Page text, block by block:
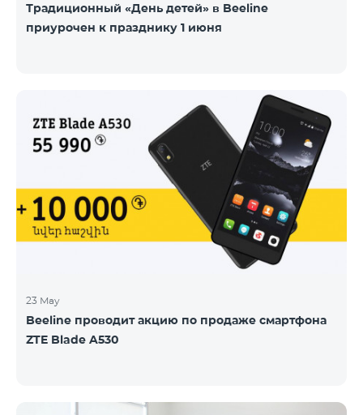
Традиционный «День детей» в Beeline
приурочен к празднику 1 июня
23 May
Beeline проводит акцию по продаже смартфона
ZTE Blade A530